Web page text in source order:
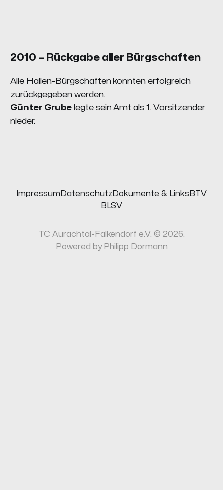
2010 – Rückgabe aller Bürgschaften
Alle Hallen-Bürgschaften konnten erfolgreich
zurückgegeben werden.
Günter Grubelegte sein Amt als 1. Vorsitzender
nieder.
Impressum Datenschutz Dokumente & Links BTV
BLSV
TC Aurachtal-Falkendorf e.V. © 2026.
Powered by Philipp Dormann